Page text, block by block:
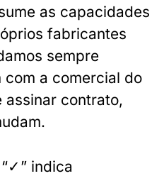
as capacidades
fabricantes
sempre
a comercial do
assinar contrato,
“✓” indica